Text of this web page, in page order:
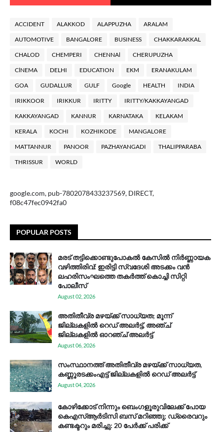
ACCIDENT ALAKKOD ALAPPUZHA ARALAM
AUTOMOTIVE BANGALORE BUSINESS CHAKKARAKKAL
CHALOD CHEMPERI CHENNAl CHERUPUZHA
ClNEMA DELHI EDUCATION EKM ERANAKULAM
GOA GUDALLUR GULF Google HEALTH INDIA
IRIKKOOR IRIKKUR IRITTY IRITTY/KAKKAYANGAD
KAKKAYANGAD KANNUR KARNATAKA KELAKAM
KERALA KOCHI KOZHIKODE MANGALORE
MATTANNUR PANOOR PAZHAYANGADI THALIPPARABA
THRISSUR WORLD
google.com, pub-7802078433237569, DIRECT,
f08c47fec0942fa0
POPULAR POSTS
മരട് തട്ടിക്കൊണ്ടുപോകൽ കേസിൽ നിർണ്ണായക
വഴിത്തിരിവ്: ഇരിട്ടി സ്വദേശി അടക്കം വൻ
ലഹരിസംഘത്തെ തകർത്ത് കൊച്ചി സിറ്റി
പോലീസ്
August 02, 2026
അതിതീവ്ര മഴയ്ക്ക് സാധ്യത; മൂന്ന്
ജില്ലകളിൽ റെഡ് അലർട്ട്, അഞ്ച്
ജില്ലകളിൽ ഓറഞ്ച് അലർട്ട്
August 06, 2026
സം​സ്ഥാ​ന​ത്ത് അ​തി​തീ​വ്ര മ​ഴ​യ്ക്ക് സാ​ധ്യ​ത,
കണ്ണൂരടക്കംഎ​ട്ട് ജി​ല്ല​ക​ളി​ൽ റെ​ഡ് അ​ലർ​ട്ട്
August 04, 2026
കോഴിക്കോട് നിന്നും ബെംഗളൂരുവിലേക്ക് പോയ
കെഎസ്ആര്‍ടിസി ബസ് മറിഞ്ഞു; ഡ്രൈവറും
കണ്ടക്ടറും മരിച്ചു: 20 പേര്‍ക്ക് പരിക്ക്